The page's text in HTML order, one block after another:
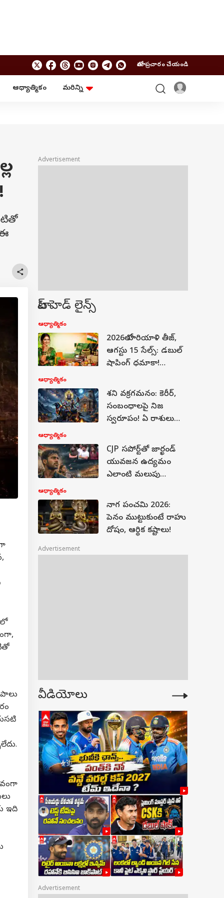
మాతో ప్రచారం చేయండి
ఆధ్యాత్మికం
మరిన్ని
నెల్లూరు
ఆధ్యాత్మికం
ఇది
Advertisement
టాప్ హెడ్ లైన్స్
ఆధ్యాత్మికం
2026లో హరియాళి తీజ్,
ఆగస్టు 15 సేల్స్: డబుల్
షాపింగ్ ధమాకా!
కొనాలి?
ఆధ్యాత్మికం
శని వక్రగమనం: కెరీర్,
సంబంధాలపై నిజ
స్వరూపం! ఏ రాశులు
ఆధ్యాత్మికం
CJP సపోర్ట్‌తో జార్ఖండ్
యువజన ఉద్యమం
ఎలాంటి మలుపు
ఉద్యమంపై జ్యోతిష్య
అంచనాలు!
ఆధ్యాత్మికం
నాగ పంచమి 2026:
పెనం ముట్టుకుంటే రాహు
దోషం, ఆర్థిక కష్టాలు!
Advertisement
వీడియోలు
Advertisement